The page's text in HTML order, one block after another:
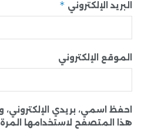
البريد الإلكتروني *
الموقع الإلكتروني
احفظ اسمي، بريدي الإلكتروني،
هذا المتصفح لاستخدامها